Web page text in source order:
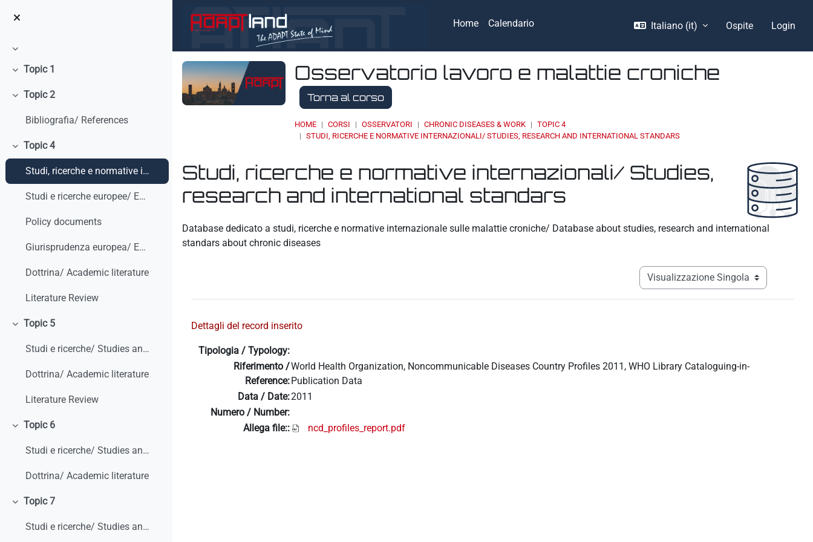
Home Calendario Italiano ‎(it)‎ Ospite Login
Minimizza
Minimizza
Topic 1
Minimizza
Topic 2
Bibliografia/ References
Minimizza
Topic 4
Studi, ricerche e normative internazionali/ Studies, research and international standars
Studi e ricerche europee/ European studies and research
Policy documents
Giurisprudenza europea/ European Case-law
Dottrina/ Academic literature
Literature Review
Minimizza
Topic 5
Studi e ricerche/ Studies and research
Dottrina/ Academic literature
Literature Review
Minimizza
Topic 6
Studi e ricerche/ Studies and research
Dottrina/ Academic literature
Minimizza
Topic 7
Studi e ricerche/ Studies and research
Osservatorio lavoro e malattie croniche
Torna al corso
HOME CORSI OSSERVATORI CHRONIC DISEASES & WORK
TOPIC 4
STUDI, RICERCHE E NORMATIVE INTERNAZIONALI/ STUDIES, RESEARCH AND INTERNATIONAL STANDARS
Studi, ricerche e normative internazionali/ Studies,
research and international standars
Database dedicato a studi, ricerche e normative internazionale sulle malattie croniche/ Database about studies, research and international
standars about chronic diseases
Navigazione terziaria modalità
Dettagli del record inserito
Tipologia / Typology:
Riferimento /
Reference:
World Health Organization, Noncommunicable Diseases Country Profiles 2011, WHO Library Cataloguing-in-
Publication Data
Data / Date:2011
Numero / Number:
Allega file::
ncd_profiles_report.pdf